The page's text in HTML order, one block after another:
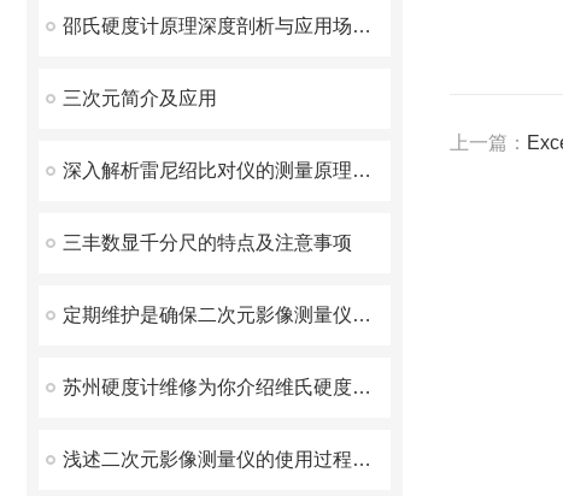
邵氏硬度计原理深度剖析与应用场景全解析
三次元简介及应用
深入解析雷尼绍比对仪的测量原理与应用
三丰数显千分尺的特点及注意事项
定期维护是确保二次元影像测量仪准确性和稳定性的关键
苏州硬度计维修为你介绍维氏硬度计的应用
浅述二次元影像测量仪的使用过程中常用的四种扫描方法
上一篇：